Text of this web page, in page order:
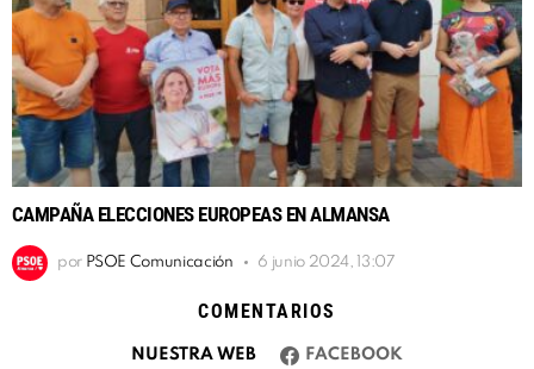
CAMPAÑA ELECCIONES EUROPEAS EN ALMANSA
por PSOE Comunicación 6 junio 2024, 13:07
COMENTARIOS
NUESTRA WEB FACEBOOK